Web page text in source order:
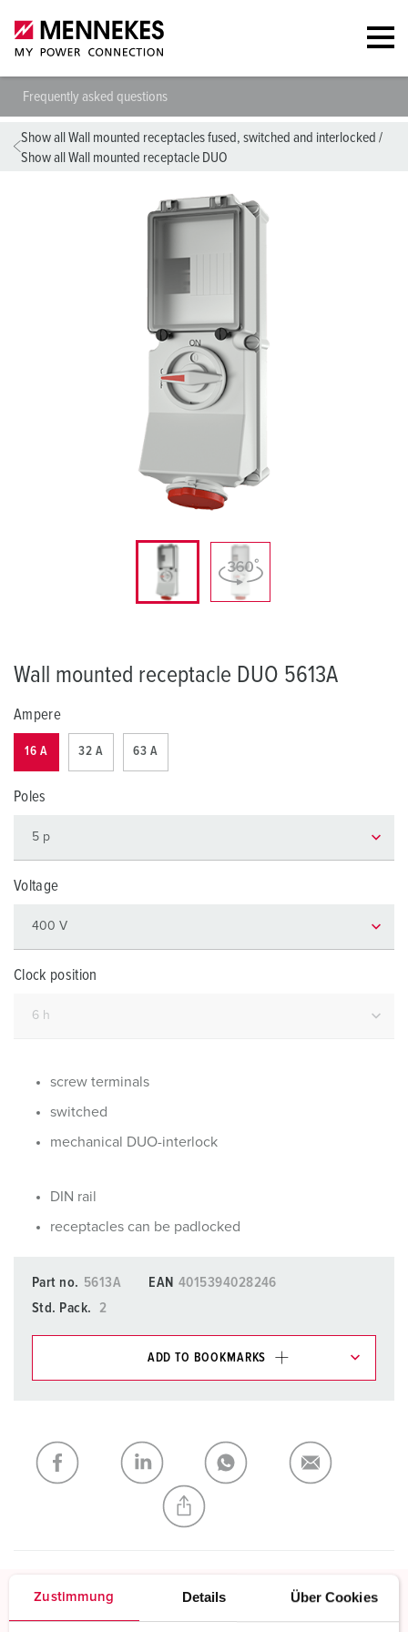
Zustimmung Details Über Cookies
Frequently asked questions
Show all Wall mounted receptacles fused, switched and interlocked /
Show all Wall mounted receptacle DUO
Wall mounted receptacle DUO 5613A
Ampere
16 A 32 A 63 A
Poles
Voltage
Clock position
screw terminals
switched
mechanical DUO-interlock
DIN rail
receptacles can be padlocked
Part no. 5613A EAN 4015394028246
Std. Pack.
2
ADD TO BOOKMARKS
My list ADD
CREATE A NEW LIST
Screw terminals